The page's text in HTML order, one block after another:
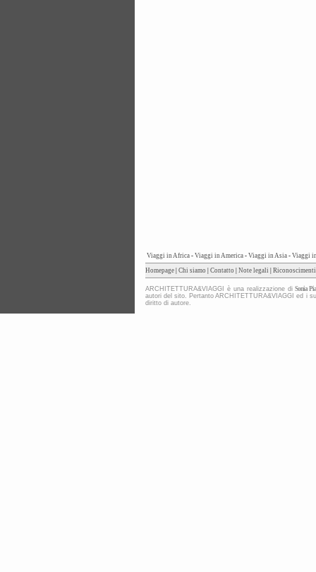
Viaggi in Africa - Viaggi in America - Viaggi in Asia - Viaggi
Homepage Chi siamo Contatto Note legali Riconoscimenti
ARCHITETTURA&VIAGGI è una realizzazione diSonia
autori del sito. Pertanto ARCHITETTURA&VIAGGI ed i
diritto di autore.